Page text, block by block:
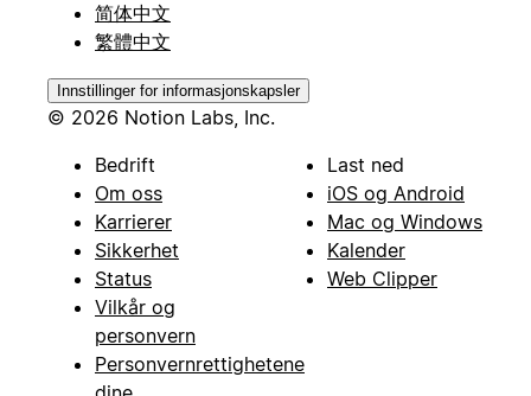
简体中文
繁體中文
Innstillinger for informasjonskapsler
© 2026 Notion Labs, Inc.
Bedrift
Om oss
Karrierer
Sikkerhet
Status
Vilkår og
personvern
Personvernrettighetene
Last ned
iOS og Android
Mac og Windows
Kalender
Web Clipper